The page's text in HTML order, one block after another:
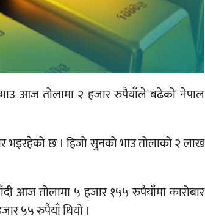
आज तोलामा २ हजार रुपैयाँले बढेको नेपाल
भइरहेको छ । हिजो सुनको भाउ तोलाको २ लाख
आज तोलामा ५ हजार १५५ रुपैयाँमा कारोबार
५५ रुपैयाँ थियो ।